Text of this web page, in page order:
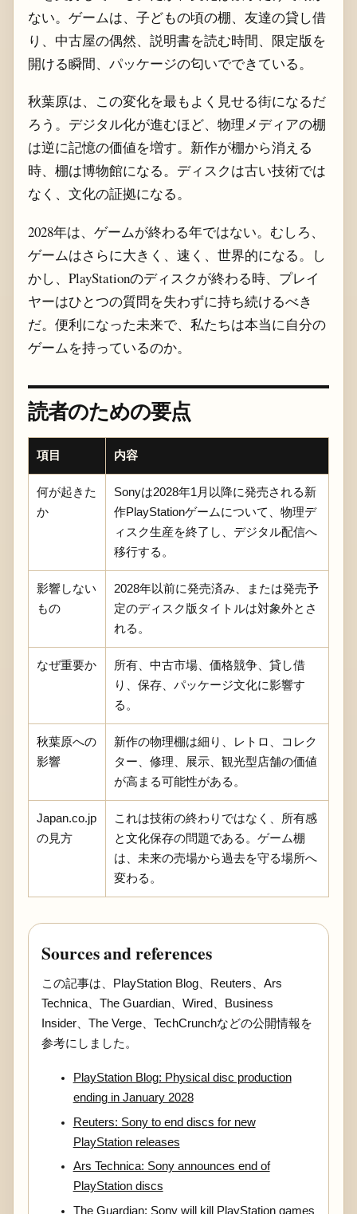
ない。ゲームは、子どもの頃の棚、友達の貸し借
り、中古屋の偶然、説明書を読む時間、限定版を
開ける瞬間、パッケージの匂いでできている。
秋葉原は、この変化を最もよく見せる街になるだ
ろう。デジタル化が進むほど、物理メディアの棚
は逆に記憶の価値を増す。新作が棚から消える
時、棚は博物館になる。ディスクは古い技術では
なく、文化の証拠になる。
2028年は、ゲームが終わる年ではない。むしろ、
ゲームはさらに大きく、速く、世界的になる。し
かし、PlayStationのディスクが終わる時、プレイ
ヤーはひとつの質問を失わずに持ち続けるべき
だ。便利になった未来で、私たちは本当に自分の
ゲームを持っているのか。
読者のための要点
項目 内容
何が起きた
か
Sonyは2028年1月以降に発売される新
作PlayStationゲームについて、物理デ
ィスク生産を終了し、デジタル配信へ
移行する。
影響しない
もの
2028年以前に発売済み、または発売予
定のディスク版タイトルは対象外とさ
れる。
なぜ重要か
所有、中古市場、価格競争、貸し借
り、保存、パッケージ文化に影響す
る。
秋葉原への
影響
新作の物理棚は細り、レトロ、コレク
ター、修理、展示、観光型店舗の価値
が高まる可能性がある。
Japan.co.jp
の見方
これは技術の終わりではなく、所有感
と文化保存の問題である。ゲーム棚
は、未来の売場から過去を守る場所へ
変わる。
Sources and references
この記事は、PlayStation Blog、Reuters、Ars
Technica、The Guardian、Wired、Business
Insider、The Verge、TechCrunchなどの公開情報を
参考にしました。
PlayStation Blog: Physical disc production
ending in January 2028
Reuters: Sony to end discs for new
PlayStation releases
Ars Technica: Sony announces end of
PlayStation discs
The Guardian: Sony will kill PlayStation games